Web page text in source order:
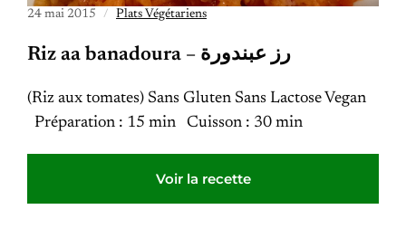
24 mai 2015 Plats Végétariens
Riz aa banadoura – رز عبندورة
(Riz aux tomates) Sans Gluten Sans Lactose Vegan
Préparation : 15 min Cuisson : 30 min
Voir la recette